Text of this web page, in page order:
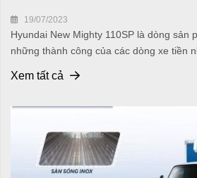
19/07/2023
Hyundai New Mighty 110SP là dòng sản
những thành công của các dòng xe tiền
Xem tất cả